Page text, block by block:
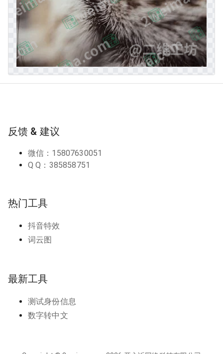
反馈 & 建议
微信：15807630051
Q Q：385858751
热门工具
抖音特效
词云图
最新工具
测试身份信息
数字转中文